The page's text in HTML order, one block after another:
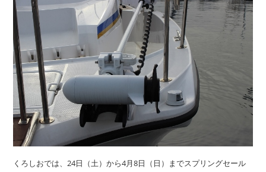
くろしおでは、24日（土）から4月8日（日）までスプリングセール